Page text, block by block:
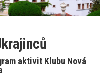
aktivit Klubu Nová